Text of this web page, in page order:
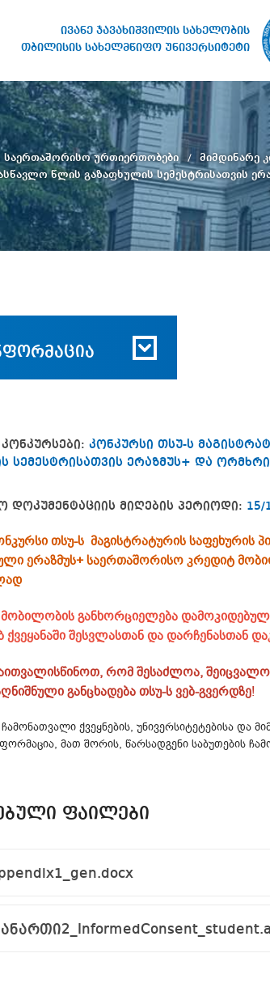
ივანე ჯავახიშვილის სახელობის
თბილისის სახელმწიფო უნივერსიტეტი
საერთაშორისო ურთიერთობები მიმდინარე
წლის გაზაფხულის სემესტრისათვის
კონკურსი თსუ-ს
სემესტრისათვის ერაზმუს+ და
დოკუმენტაციის მიღების პერიოდი: 15/
თსუ-ს მაგისტრატურის საფეხურის
ერაზმუს+ საერთაშორისო კრედიტ
მობილობის განხორციელება
ქვეყანაში შესვლასთან და დარჩენასთან
რომ შესაძლოა,
განცხადება თსუ-ს ვებ-გვერდზე!
ჩამონათვალი ქვეყნების, უნივერსიტეტებისა
მათ შორის, წარსადგენი საბუთების
ᲤᲐᲘᲚᲔᲑᲘ